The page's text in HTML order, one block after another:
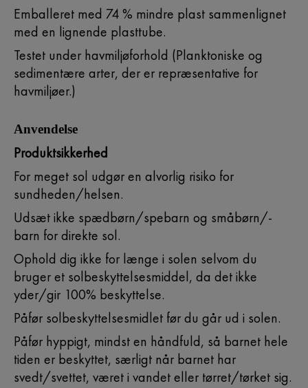
Emballeret med 74 % mindre plast sammenlignet
med en lignende plasttube.
Testet under havmiljøforhold (Planktoniske og
sedimentære arter, der er repræsentative for
havmiljøer.)
Anvendelse
Produktsikkerhed
For meget sol udgør en alvorlig risiko for
sundheden/helsen.
Udsæt ikke spædbørn/spebarn og småbørn/-
barn for direkte sol.
Ophold dig ikke for længe i solen selvom du
bruger et solbeskyttelsesmiddel, da det ikke
yder/gir 100% beskyttelse.
Påfør solbeskyttelsesmidlet før du går ud i solen.
Påfør hyppigt, mindst en håndfuld, så barnet hele
tiden er beskyttet, særligt når barnet har
svedt/svettet, været i vandet eller tørret/tørket sig.